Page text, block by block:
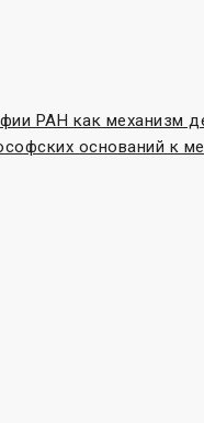
РАН как механизм
оснований к